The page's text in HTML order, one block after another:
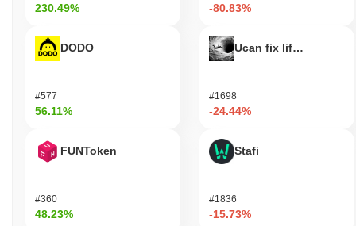
230.49%
DODO
#577
56.11%
FUNToken
#360
48.23%
-80.83%
Ucan fix life in1day
#1698
-24.44%
Stafi
#1836
-15.73%